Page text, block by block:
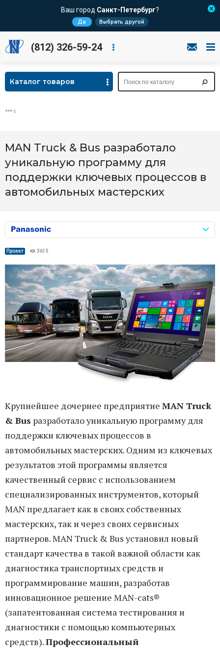
Ваш город Санкт-Петербург?
Да Выбрать другой
(812) 326-59-24
Каталог товаров
MAN Truck & Bus разработало
уникальную программу для
поддержки ключевых процессов в
автомобильных мастерских
Проект 3615
Крупнейшее дочернее предприятие MAN Truck
& Bus разработало уникальную программу для
поддержки ключевых процессов в
автомобильных мастерских. Одним из ключевых
результатов этой программы является
качественный сервис с использованием
специализированных инструментов, который
MAN предлагает как в своих собственных
мастерских, так и через своих сервисных
партнеров. MAN Truck & Bus установил новый
стандарт качества в такой важной области как
диагностика транспортных средств и
программирование машин, разработав
инновационное решение MAN-cats®
(запатентованная система тестирования и
диагностики с помощью компьютерных
средств).Профессиональный